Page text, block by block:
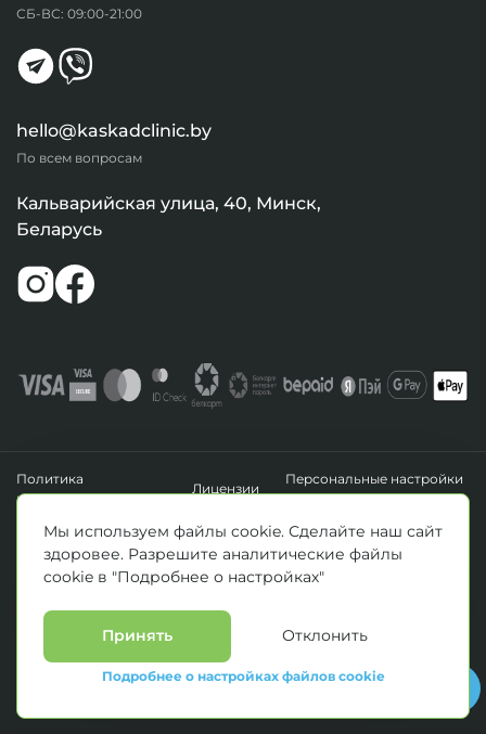
СБ-ВС: 09:00-21:00
hello@kaskadclinic.by
По всем вопросам
Кальварийская улица, 40, Минск,
Беларусь
Политика
конфиденциальности
Лицензии
Персональные настройки
файлов cookie
Зарегистрировано Минским горисполкомом 14.04.2020 г.
© Все права защищены 2026. ООО «Клиника Каскад»
Материалы, размещенные на данной странице, носят информационный
должны использовать их в качестве медицинских рекомендаций.
Определение диагноза и выбор методики лечения остается исключительной
прерогативой вашего лечащего врача! * Цены, указанные на сайте
приведены как справочная информация и не являются публичной офертой.
С полным прейскурантом на оказываемые медицинские услуги можно
Мы используем файлы cookie. Сделайте наш сайт
здоровее. Разрешите аналитические файлы
cookie в "Подробнее о настройках"
Принять Отклонить
Подробнее о настройках файлов cookie